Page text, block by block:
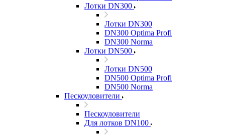
Лотки DN300
Лотки DN300
DN300 Optima Profi
DN300 Norma
Лотки DN500
Лотки DN500
DN500 Optima Profi
DN500 Norma
Пескоуловители
Пескоуловители
Для лотков DN100